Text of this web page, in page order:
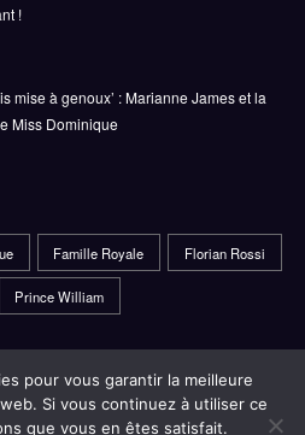
!
mise à genoux’ : Marianne James et la
Miss Dominique
Famille Royale Florian Rossi
Prince William
pour vous garantir la meilleure
Si vous continuez à utiliser ce
que vous en êtes satisfait.